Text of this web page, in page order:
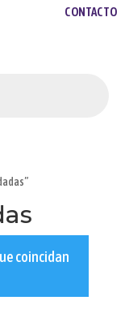
CONTACTO
coincidan